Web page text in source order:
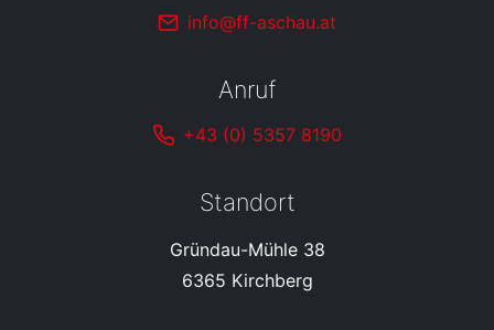
info@ff-aschau.at
Anruf
+43 (0) 5357 8190
Standort
Gründau-Mühle 38
6365 Kirchberg